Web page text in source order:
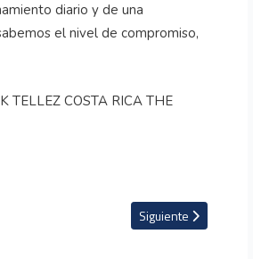
diario y de una
el nivel de compromiso,
Artículo siguiente:
Siguiente